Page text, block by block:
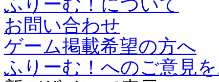
ふりーむ！について
お問い合わせ
ゲーム掲載希望の方へ
ふりーむ！へのご意見